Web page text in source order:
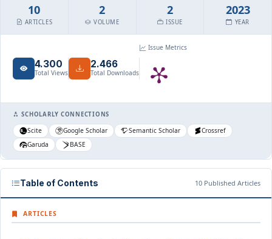
10
ARTICLES
2
VOLUME
2
ISSUE
2023
YEAR
4.300
Total Views
2.466
Total Downloads
Issue Metrics
SCHOLARLY CONNECTIONS
Scite Google Scholar Semantic Scholar
Crossref
Garuda
BASE
Table of Contents 10 Published Articles
ARTICLES